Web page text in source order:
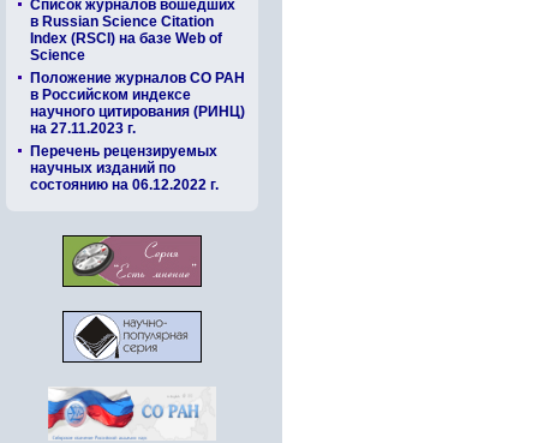
Список журналов вошедших
в Russian Science Citation
Index (RSCI) на базе Web of
Science
Положение журналов СО РАН
в Российском индексе
научного цитирования (РИНЦ)
на 27.11.2023 г.
Перечень рецензируемых
научных изданий по
состоянию на 06.12.2022 г.